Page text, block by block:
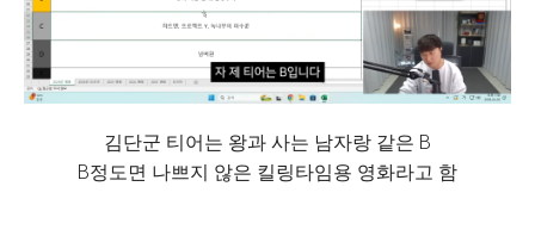
김단군 티어는 왕과 사는 남자랑 같은 B
B정도면 나쁘지 않은 킬링타임용 영화라고 함